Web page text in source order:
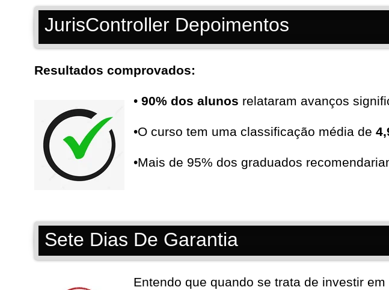
JurisController Depoimentos
Resultados comprovados:
• 90% dos alunos relataram avanços
•O curso tem uma classificação média de
•Mais de 95% dos graduados
Sete Dias De Garantia
Entendo que quando se trata de investir